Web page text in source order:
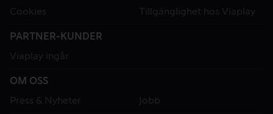
Cookies
Tillgänglighet hos Viaplay
PARTNER-KUNDER
Viaplay ingår
OM OSS
Press & Nyheter
Jobb